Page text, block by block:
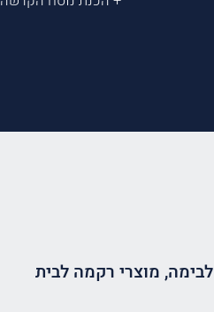
, מוצרי רקמה לבית